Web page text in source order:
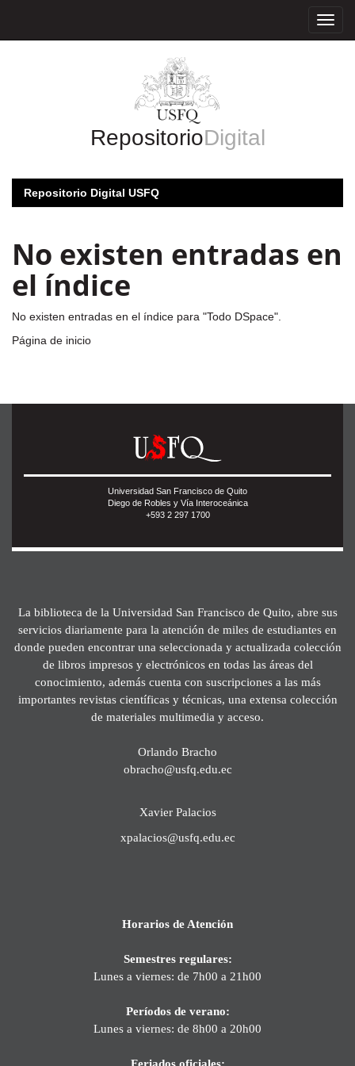
RepositorioDigital
Repositorio Digital USFQ
No existen entradas en
el índice
No existen entradas en el índice para "Todo DSpace".
Página de inicio
Universidad San Francisco de Quito
Diego de Robles y Vía Interoceánica
+593 2 297 1700
La biblioteca de la Universidad San Francisco de Quito, abre sus
servicios diariamente para la atención de miles de estudiantes en
donde pueden encontrar una seleccionada y actualizada colección
de libros impresos y electrónicos en todas las áreas del
conocimiento, además cuenta con suscripciones a las más
importantes revistas científicas y técnicas, una extensa colección
de materiales multimedia y acceso.
Orlando Bracho
obracho@usfq.edu.ec
Xavier Palacios
xpalacios@usfq.edu.ec
Horarios de Atención
Semestres regulares:
Lunes a viernes: de 7h00 a 21h00
Períodos de verano:
Lunes a viernes: de 8h00 a 20h00
Feriados oficiales: